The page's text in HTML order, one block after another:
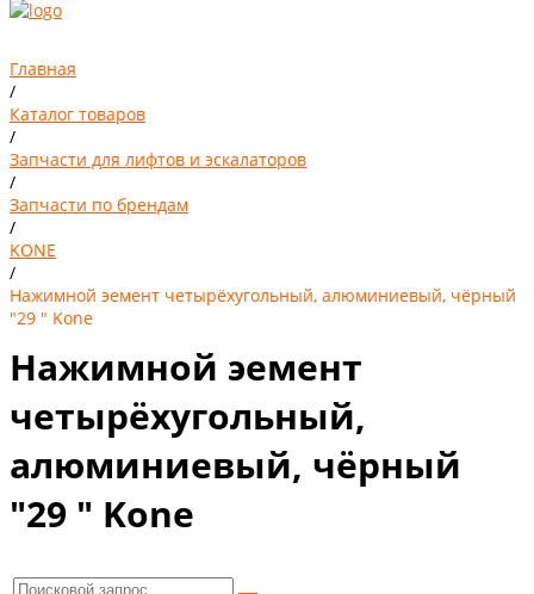
Главная
/
Каталог товаров
/
Запчасти для лифтов и эскалаторов
/
Запчасти по брендам
/
KONE
/
Нажимной эемент четырёхугольный, алюминиевый, чёрный
"29 " Kone
Нажимной эемент
четырёхугольный,
алюминиевый, чёрный
"29 " Kone